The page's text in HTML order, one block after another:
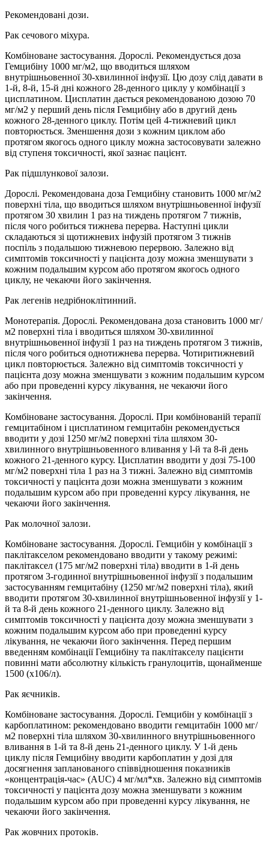
Рекомендовані дози.
Рак сечового міхура.
Комбіноване застосування. Дорослі. Рекомендується доза
Гемцибіну 1000 мг/м2, що вводиться шляхом
внутрішньовенної 30-хвилинної інфузії. Цю дозу слід давати в
1-й, 8-й, 15-й дні кожного 28-денного циклу у комбінації з
цисплатином. Цисплатин дається рекомендованою дозою 70
мг/м2 у перший день після Гемцибіну або в другий день
кожного 28-денного циклу. Потім цей 4-тижневий цикл
повторюється. Зменшення дози з кожним циклом або
протягом якогось одного циклу можна застосовувати залежно
від ступеня токсичності, якої зазнає пацієнт.
Рак підшлункової залози.
Дорослі. Рекомендована доза Гемцибіну становить 1000 мг/м2
поверхні тіла, що вводиться шляхом внутрішньовенної інфузії
протягом 30 хвилин 1 раз на тиждень протягом 7 тижнів,
після чого робиться тижнева перерва. Наступні цикли
складаються зі щотижневих інфузій протягом 3 тижнів
поспіль з подальшою тижневою перервою. Залежно від
симптомів токсичності у пацієнта дозу можна зменшувати з
кожним подальшим курсом або протягом якогось одного
циклу, не чекаючи його закінчення.
Рак легенів недрібноклітинний.
Монотерапія. Дорослі. Рекомендована доза становить 1000 мг/
м2 поверхні тіла і вводиться шляхом 30-хвилинної
внутрішньовенної інфузії 1 раз на тиждень протягом 3 тижнів,
після чого робиться однотижнева перерва. Чотиритижневий
цикл повторюється. Залежно від симптомів токсичності у
пацієнта дозу можна зменшувати з кожним подальшим курсом
або при проведенні курсу лікування, не чекаючи його
закінчення.
Комбіноване застосування. Дорослі. При комбінованій терапії
гемцитабіном і цисплатином гемцитабін рекомендується
вводити у дозі 1250 мг/м2 поверхні тіла шляхом 30-
хвилинного внутрішньовенного вливання у l-й та 8-й день
кожного 21-денного курсу. Цисплатин вводити у дозі 75-100
мг/м2 поверхні тіла 1 раз на 3 тижні. Залежно від симптомів
токсичності у пацієнта дози можна зменшувати з кожним
подальшим курсом або при проведенні курсу лікування, не
чекаючи його закінчення.
Рак молочної залози.
Комбіноване застосування. Дорослі. Гемцибін у комбінації з
паклітакселом рекомендовано вводити у такому режимі:
паклітаксел (175 мг/м2 поверхні тіла) вводити в 1-й день
протягом 3-годинної внутрішньовенної інфузії з подальшим
застосуванням гемцитабіну (1250 мг/м2 поверхні тіла), який
вводити протягом 30-хвилинної внутрішньовенної інфузії у 1-
й та 8-й день кожного 21-денного циклу. Залежно від
симптомів токсичності у пацієнта дозу можна зменшувати з
кожним подальшим курсом або при проведенні курсу
лікування, не чекаючи його закінчення. Перед першим
введенням комбінації Гемцибіну та паклітакселу пацієнти
повинні мати абсолютну кількість гранулоцитів, щонайменше
1500 (х106/л).
Рак яєчників.
Комбіноване застосування. Дорослі. Гемцибін у комбінації з
карбоплатином: рекомендовано вводити гемцитабін 1000 мг/
м2 поверхні тіла шляхом 30-хвилинного внутрішньовенного
вливання в 1-й та 8-й день 21-денного циклу. У 1-й день
циклу після Гемцибіну вводити карбоплатин у дозі для
досягнення запланованого співвідношення показників
«концентрація-час» (AUC) 4 мг/мл*хв. Залежно від симптомів
токсичності у пацієнта дозу можна зменшувати з кожним
подальшим курсом або при проведенні курсу лікування, не
чекаючи його закінчення.
Рак жовчних протоків.